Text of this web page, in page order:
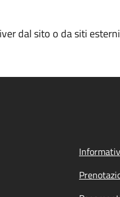
dal sito o da siti